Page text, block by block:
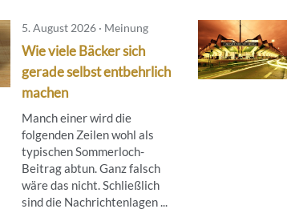
5. August 2026 · Meinung
Wie viele Bäcker sich
gerade selbst entbehrlich
machen
Manch einer wird die
folgenden Zeilen wohl als
typischen Sommerloch-
Beitrag abtun. Ganz falsch
wäre das nicht. Schließlich
sind die Nachrichtenlagen ...